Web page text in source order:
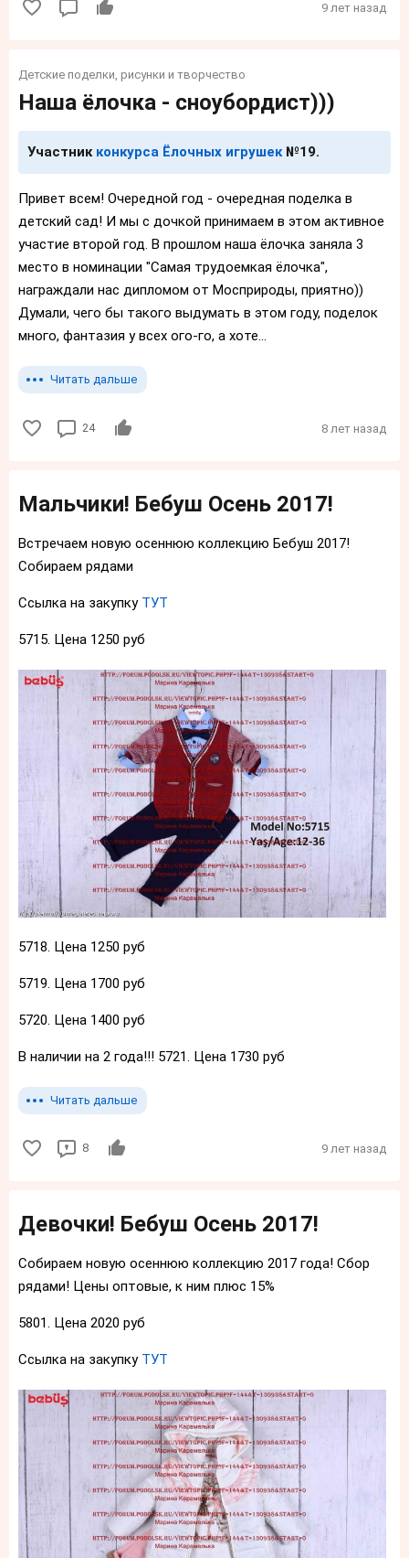
9 лет назад
Детские поделки, рисунки и творчество
Наша ёлочка - сноубордист)))
Участник конкурса Ёлочных игрушек№19.
Привет всем! Очередной год - очередная поделка в
детский сад! И мы с дочкой принимаем в этом активное
участие второй год. В прошлом наша ёлочка заняла 3
место в номинации "Самая трудоемкая ёлочка",
награждали нас дипломом от Мосприроды, приятно))
Думали, чего бы такого выдумать в этом году, поделок
много, фантазия у всех ого-го, а хоте...
Читать дальше
24 8 лет назад
Мальчики! Бебуш Осень 2017!
Встречаем новую осеннюю коллекцию Бебуш 2017!
Собираем рядами
Ссылка на закупку ТУТ
5715. Цена 1250 руб
5718. Цена 1250 руб
5719. Цена 1700 руб
5720. Цена 1400 руб
В наличии на 2 года!!! 5721. Цена 1730 руб
Читать дальше
8 9 лет назад
Девочки! Бебуш Осень 2017!
Собираем новую осеннюю коллекцию 2017 года! Сбор
рядами! Цены оптовые, к ним плюс 15%
5801. Цена 2020 руб
Ссылка на закупку ТУТ